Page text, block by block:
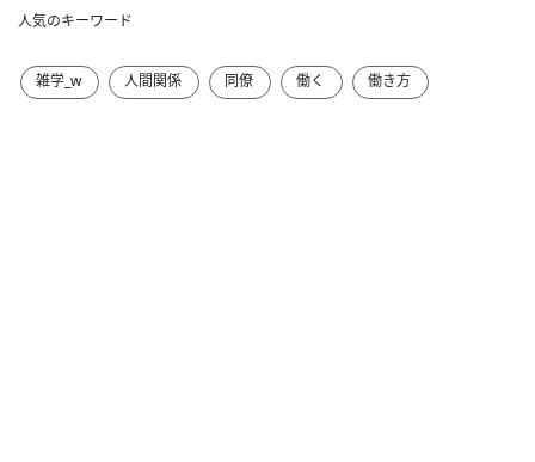
人気のキーワード
雑学_w 人間関係 同僚 働く 働き方